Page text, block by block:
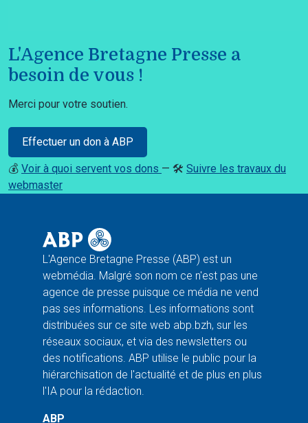
L'Agence Bretagne Presse a
besoin de vous !
Merci pour votre soutien.
Effectuer un don à ABP
💰 Voir à quoi servent vos dons — 🛠️ Suivre les travaux du
webmaster
L'Agence Bretagne Presse (ABP) est un
webmédia. Malgré son nom ce n'est pas une
agence de presse puisque ce média ne vend
pas ses informations. Les informations sont
distribuées sur ce site web abp.bzh, sur les
réseaux sociaux, et via des newsletters ou
des notifications. ABP utilise le public pour la
hiérarchisation de l'actualité et de plus en plus
l'IA pour la rédaction.
ABP